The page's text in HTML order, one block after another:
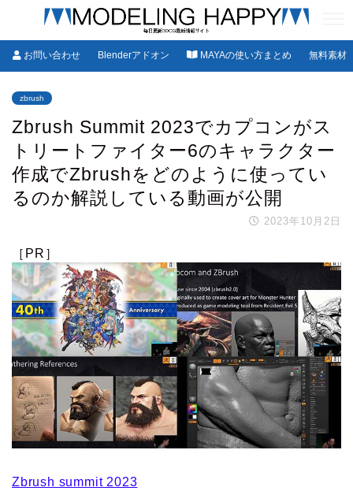
お問い合わせ Blenderアドオン MAYAの使い方まとめ 無料素材
zbrush
Zbrush Summit 2023でカプコンがス
トリートファイター6のキャラクター
作成でZbrushをどのように使ってい
るのか解説している動画が公開
2023年10月2日
［PR］
Zbrush summit 2023